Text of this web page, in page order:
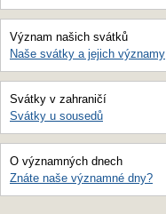
Význam našich svátků
Naše svátky a jejich významy
Svátky v zahraničí
Svátky u sousedů
O významných dnech
Znáte naše významné dny?